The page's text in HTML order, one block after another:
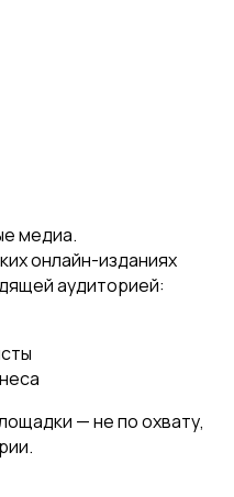
медиа.
онлайн-изданиях
аудиторией:
— не по охвату,
данных